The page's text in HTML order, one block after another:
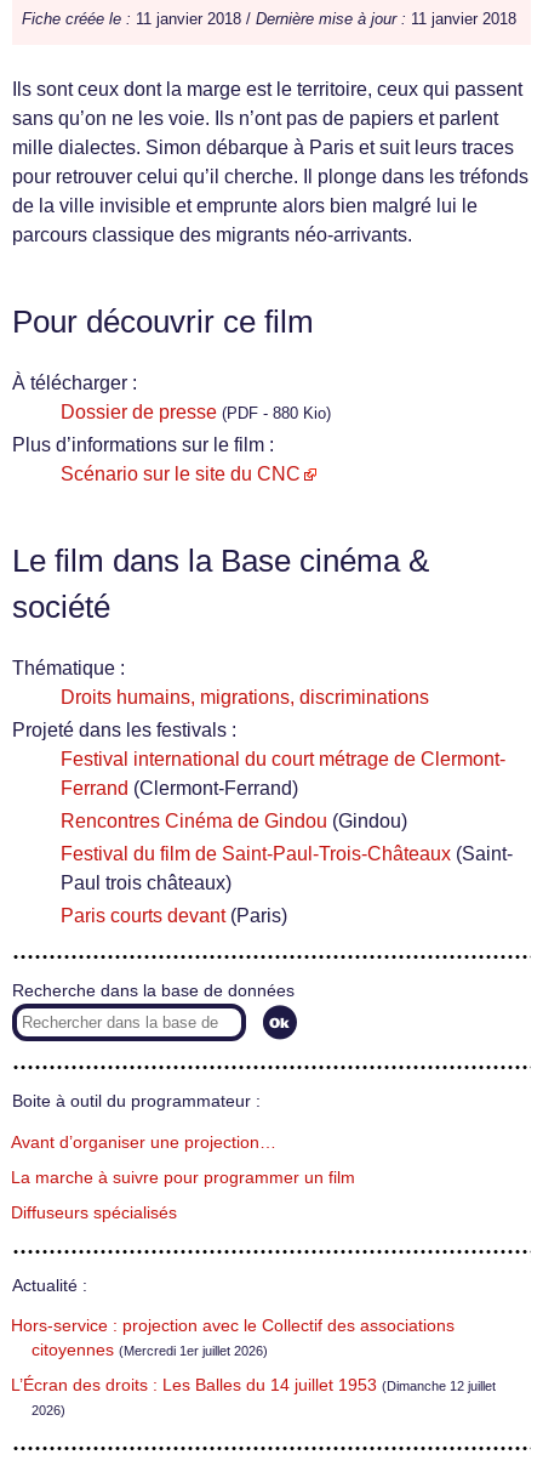
Fiche créée le : 11 janvier 2018 / Dernière mise à jour : 11 janvier 2018
Ils sont ceux dont la marge est le territoire, ceux qui passent
sans qu’on ne les voie. Ils n’ont pas de papiers et parlent
mille dialectes. Simon débarque à Paris et suit leurs traces
pour retrouver celui qu’il cherche. Il plonge dans les tréfonds
de la ville invisible et emprunte alors bien malgré lui le
parcours classique des migrants néo-arrivants.
Pour découvrir ce film
À télécharger :
Dossier de presse (PDF - 880 Kio)
Plus d’informations sur le film :
Scénario sur le site du CNC
Le film dans la Base cinéma &
société
Thématique :
Droits humains, migrations, discriminations
Projeté dans les festivals :
Festival international du court métrage de Clermont-
Ferrand (Clermont-Ferrand)
Rencontres Cinéma de Gindou (Gindou)
Festival du film de Saint-Paul-Trois-Châteaux (Saint-
Paul trois châteaux)
Paris courts devant (Paris)
Recherche dans la base de données
Boite à outil du programmateur :
Avant d’organiser une projection…
La marche à suivre pour programmer un film
Diffuseurs spécialisés
Actualité :
Hors-service : projection avec le Collectif des associations
citoyennes (Mercredi 1er juillet 2026)
L’Écran des droits : Les Balles du 14 juillet 1953 (Dimanche 12 juillet
2026)